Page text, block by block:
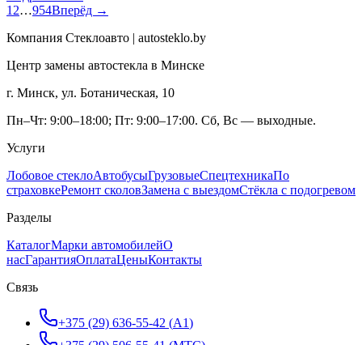
1 2…954Вперёд →
Компания Стеклоавто | autosteklo.by
Центр замены автостекла в Минске
г. Минск, ул. Ботаническая, 10
Пн–Чт: 9:00–18:00; Пт: 9:00–17:00. Сб, Вс — выходные.
Услуги
Лобовое стеклоАвтобусыГрузовыеСпецтехникаПо
страховкеРемонт сколовЗамена с выездомСтёкла с подогревом
Разделы
КаталогМарки автомобилейО
насГарантияОплатаЦеныКонтакты
Связь
+375 (29) 636-55-42 (A1)